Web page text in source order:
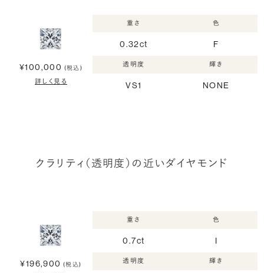
¥100,000 (税込)
詳しく見る
重さ
0.32ct
色
F
透明度
VS1
輝き
NONE
クラリティ（透明度）の近いダイヤモンド
¥196,900 (税込)
重さ
0.7ct
色
I
透明度 輝き